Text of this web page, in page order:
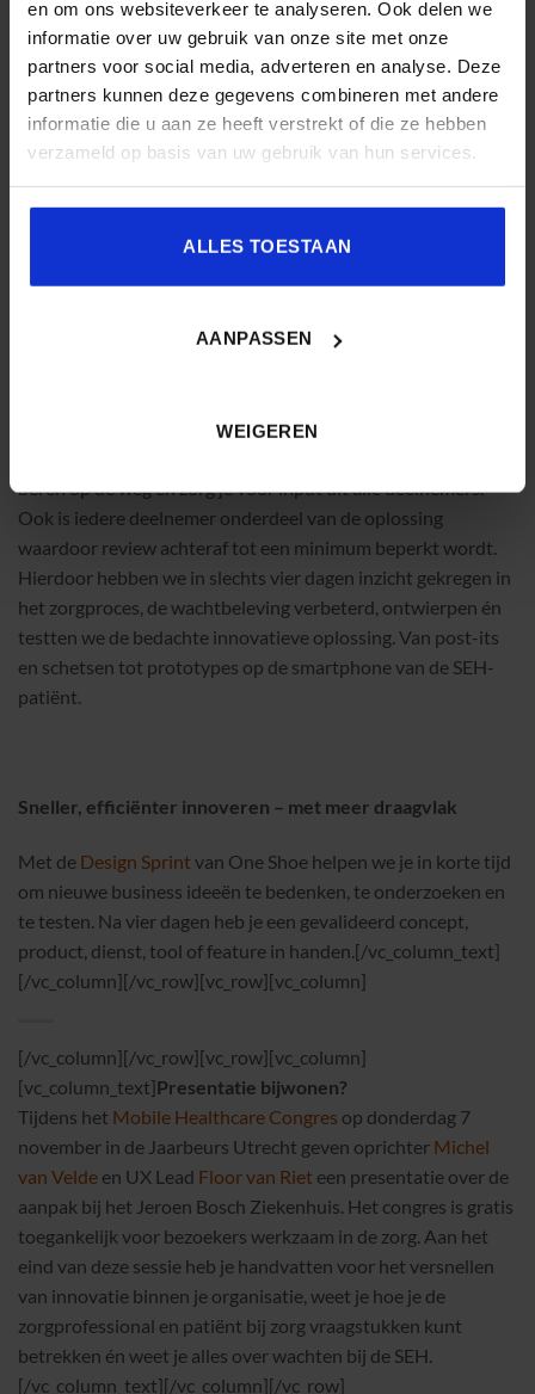
en om ons websiteverkeer te analyseren. Ook delen we
informatie over uw gebruik van onze site met onze
partners voor social media, adverteren en analyse. Deze
partners kunnen deze gegevens combineren met andere
informatie die u aan ze heeft verstrekt of die ze hebben
verzameld op basis van uw gebruik van hun services.
ALLES TOESTAAN
AANPASSEN
WEIGEREN
Uitdaging 3: Vooruitgang blijven boeken
kosten. Het aanhaken van de juiste stakeholders is vanwege
kan daarbij zijn relevantie verliezen.
opdrachtgevers, lever je bij een Design Sprint in één week tijd
beren op de weg én zorg je voor input uit alle deelnemers.
Ook is iedere deelnemer onderdeel van de oplossing
waardoor review achteraf tot een minimum beperkt wordt.
Hierdoor hebben we in slechts vier dagen inzicht gekregen in
het zorgproces, de wachtbeleving verbeterd, ontwierpen én
testten we de bedachte innovatieve oplossing. Van post-its
en schetsen tot prototypes op de smartphone van de SEH-
patiënt.
Sneller, efficiënter innoveren – met meer draagvlak
Met de Design Sprintvan One Shoe helpen we je in korte tijd
om nieuwe business ideeën te bedenken, te onderzoeken en
te testen. Na vier dagen heb je een gevalideerd concept,
product, dienst, tool of feature in handen.[/vc_column_text]
[/vc_column][/vc_row][vc_row][vc_column]
[/vc_column][/vc_row][vc_row][vc_column]
[vc_column_text]Presentatie bijwonen?
Tijdens het Mobile Healthcare Congres op donderdag 7
november in de Jaarbeurs Utrecht geven oprichter Michel
van Velde en UX Lead Floor van Riet een presentatie over de
aanpak bij het Jeroen Bosch Ziekenhuis. Het congres is gratis
toegankelijk voor bezoekers werkzaam in de zorg. Aan het
eind van deze sessie heb je handvatten voor het versnellen
van innovatie binnen je organisatie, weet je hoe je de
zorgprofessional en patiënt bij zorg vraagstukken kunt
betrekken én weet je alles over wachten bij de SEH.
[/vc_column_text][/vc_column][/vc_row]